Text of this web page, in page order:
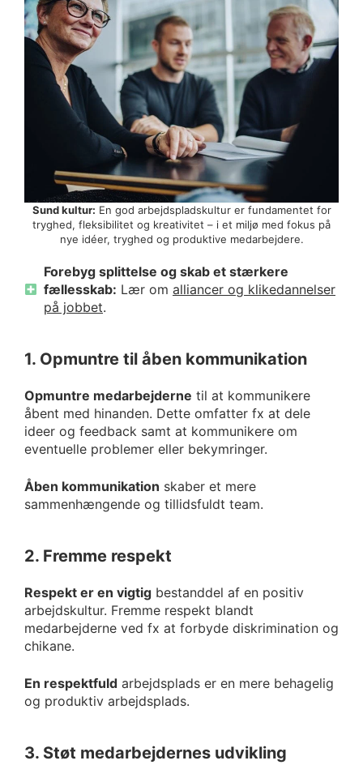
Sund kultur: En god arbejdspladskultur er fundamentet for
tryghed, fleksibilitet og kreativitet – i et miljø med fokus på
nye idéer, tryghed og produktive medarbejdere.
Forebyg splittelse og skab et stærkere
fællesskab: Lær om alliancer og klikedannelser
på jobbet.
1. Opmuntre til åben kommunikation
Opmuntre medarbejderne til at kommunikere
åbent med hinanden. Dette omfatter fx at dele
ideer og feedback samt at kommunikere om
eventuelle problemer eller bekymringer.
Åben kommunikation skaber et mere
sammenhængende og tillidsfuldt team.
2. Fremme respekt
Respekt er en vigtig bestanddel af en positiv
arbejdskultur. Fremme respekt blandt
medarbejderne ved fx at forbyde diskrimination og
chikane.
En respektfuld arbejdsplads er en mere behagelig
og produktiv arbejdsplads.
3. Støt medarbejdernes udvikling